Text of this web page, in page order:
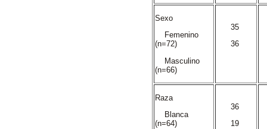
Sexo
Femenino
(n=72)
Masculino
(n=66)
35
36
Raza
Blanca
(n=64)
36
19